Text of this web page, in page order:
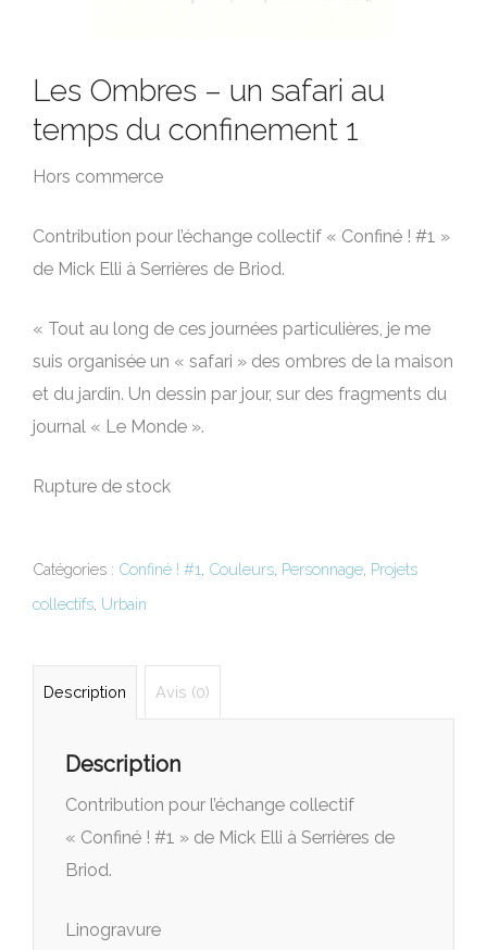
Les Ombres – un safari au
temps du confinement 1
Hors commerce
Contribution pour l’échange collectif « Confiné ! #1 »
de Mick Elli à Serrières de Briod.
« Tout au long de ces journées particulières, je me
suis organisée un « safari » des ombres de la maison
et du jardin. Un dessin par jour, sur des fragments du
journal « Le Monde ».
Rupture de stock
Catégories : Confiné ! #1 Couleurs Personnage Projets
collectifs Urbain
Description Avis (0)
Description
Contribution pour l’échange collectif
« Confiné ! #1 » de Mick Elli à Serrières de
Briod.
Linogravure